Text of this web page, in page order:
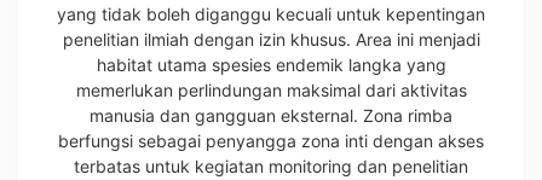
yang tidak boleh diganggu kecuali untuk kepentingan
penelitian ilmiah dengan izin khusus. Area ini menjadi
habitat utama spesies endemik langka yang
memerlukan perlindungan maksimal dari aktivitas
manusia dan gangguan eksternal. Zona rimba
berfungsi sebagai penyangga zona inti dengan akses
terbatas untuk kegiatan monitoring dan penelitian